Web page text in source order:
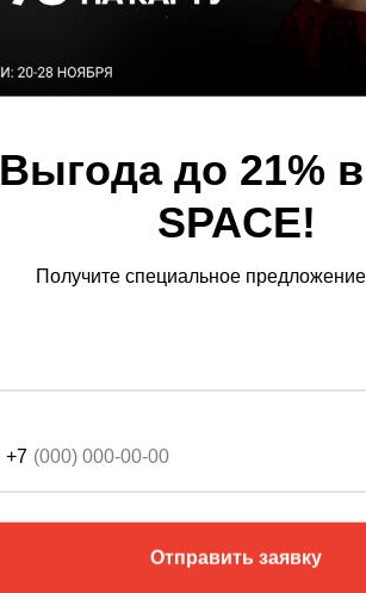
Выгода до 21%
SPACE!
Получите специальное
+7
Отправить заявку+7